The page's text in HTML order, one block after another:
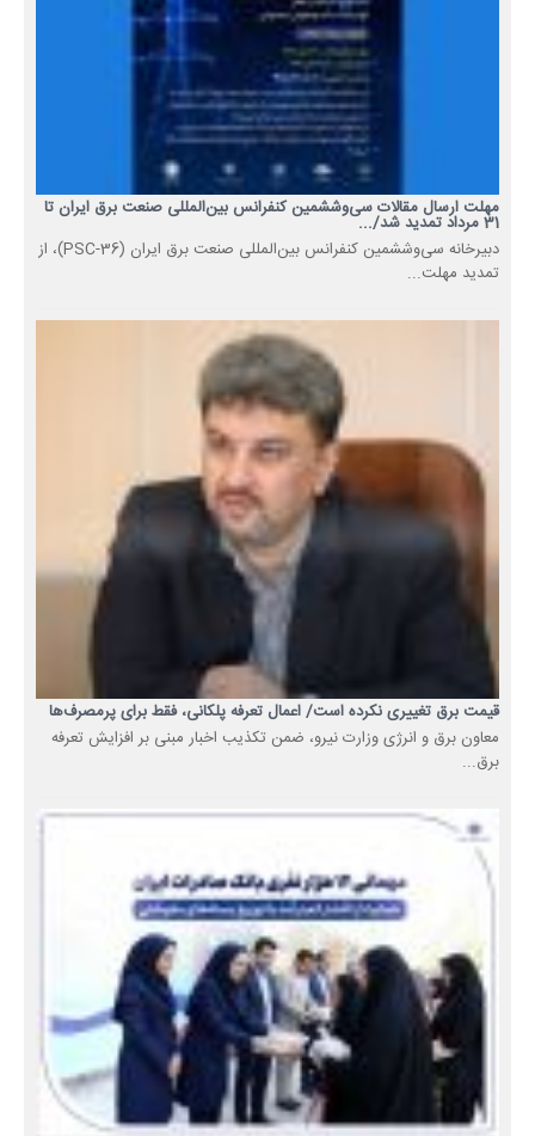
مهلت ارسال مقالات سی‌وششمین کنفرانس بین‌المللی صنعت برق ایران تا
31 مرداد تمدید شد/...
دبیرخانه سی‌وششمین کنفرانس بین‌المللی صنعت برق ایران (PSC-36)، از
تمدید مهلت...
قیمت برق تغییری نکرده است/ اعمال تعرفه پلکانی، فقط برای پرمصرف‌ها
معاون برق و انرژی وزارت نیرو، ضمن تکذیب اخبار مبنی بر افزایش تعرفه
برق...